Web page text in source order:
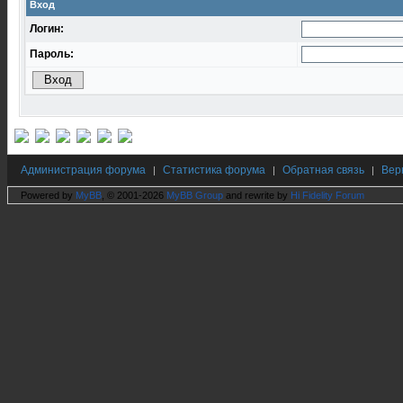
Вход
Логин:
Пароль:
Администрация форума | Статистика форума | Обратная связь |
Powered by MyBB , © 2001-2026 MyBB Group and rewrite by Hi Fidelity Forum